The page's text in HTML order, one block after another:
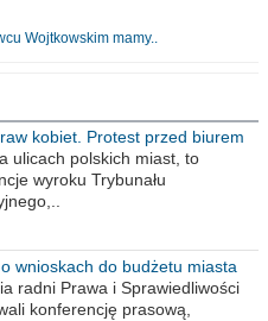
Wojtkowskim mamy..
kobiet. Protest przed biurem
ulicach polskich miast, to
wyroku Trybunału
wnioskach do budżetu miasta
radni Prawa i Sprawiedliwości
konferencję prasową,